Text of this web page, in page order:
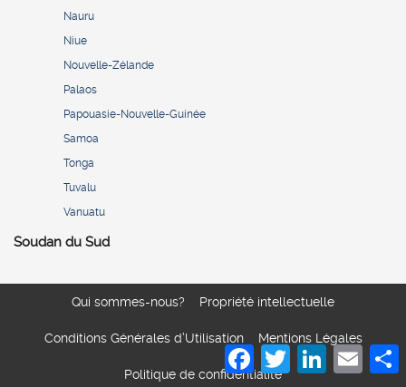
Nauru
Niue
Nouvelle-Zélande
Palaos
Papouasie-Nouvelle-Guinée
Samoa
Tonga
Tuvalu
Vanuatu
Soudan du Sud
Qui sommes-nous? Propriété intellectuelle
Conditions Générales d’Utilisation Mentions Légales
Politique de confidentialité
FacebookTwitter LinkedInEmail